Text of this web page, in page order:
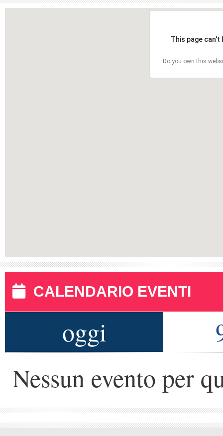
This page
Do you own this
CALENDARIO EVENTI
oggi
Nessun evento per